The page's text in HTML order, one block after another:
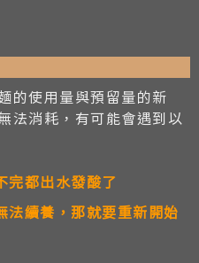
的使用量與預留量的新
法消耗，有可能會遇到以
都出水發酸了
法續養，那就要重新開始